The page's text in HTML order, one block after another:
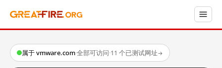
属于 vmware.com·全部可访问·11 个已测试网址→